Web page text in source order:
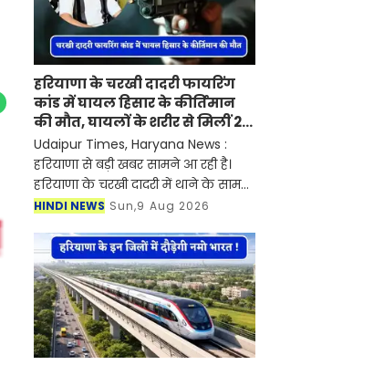
हरियाणा के चरखी दादरी फायरिंग
कांड में घायल हिसार के कीर्तिमान
की मौत, घायलों के शरीर से मिलीं 20
गोलियां
Udaipur Times, Haryana News :
हरियाणा से बड़ी खबर सामने आ रही है।
हरियाणा के चरखी दादरी में थाने के सामने
हुई 30 राउंड फायरिंग कांड में घायल हुए
निजी अस्पताल में
HINDI NEWS Sun,9 Aug 2026